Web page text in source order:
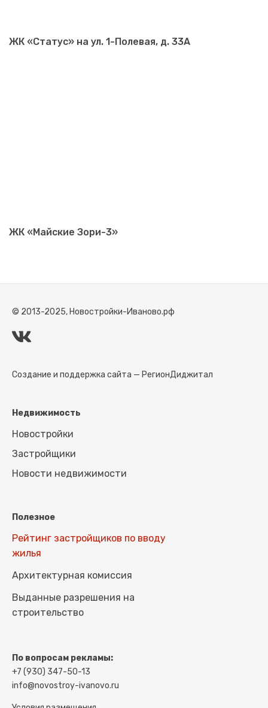
ЖК «Статус» на ул. 1-Полевая, д. 33А
ЖК «Майские Зори-3»
© 2013-2025, Новостройки-Иваново.рф
Создание и поддержка сайта — РегионДиджитал
Недвижимость
Новостройки
Застройщики
Новости недвижимости
Полезное
Рейтинг застройщиков по вводу
жилья
Архитектурная комиссия
Выданные разрешения на
строительство
По вопросам рекламы:
+7 (930) 347-50-13
info@novostroy-ivanovo.ru